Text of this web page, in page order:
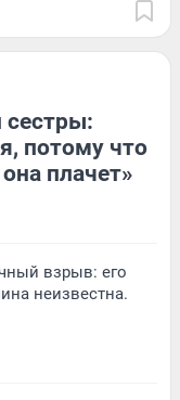
сестры:
потому что
плачет»
взрыв: его
неизвестна.